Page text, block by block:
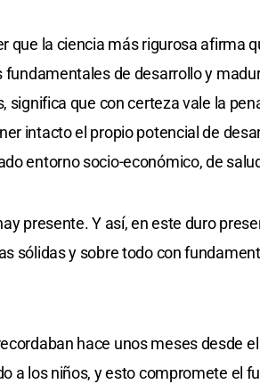
que la ciencia más rigurosa afirma
fundamentales de desarrollo y
significa que con certeza vale la
intacto el propio potencial de
entorno socio-económico, de
presente. Y así, en este duro
sólidas y sobre todo con
hace unos meses desde
a los niños, y esto compromete el